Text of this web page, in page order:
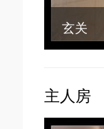
玄关
主人房